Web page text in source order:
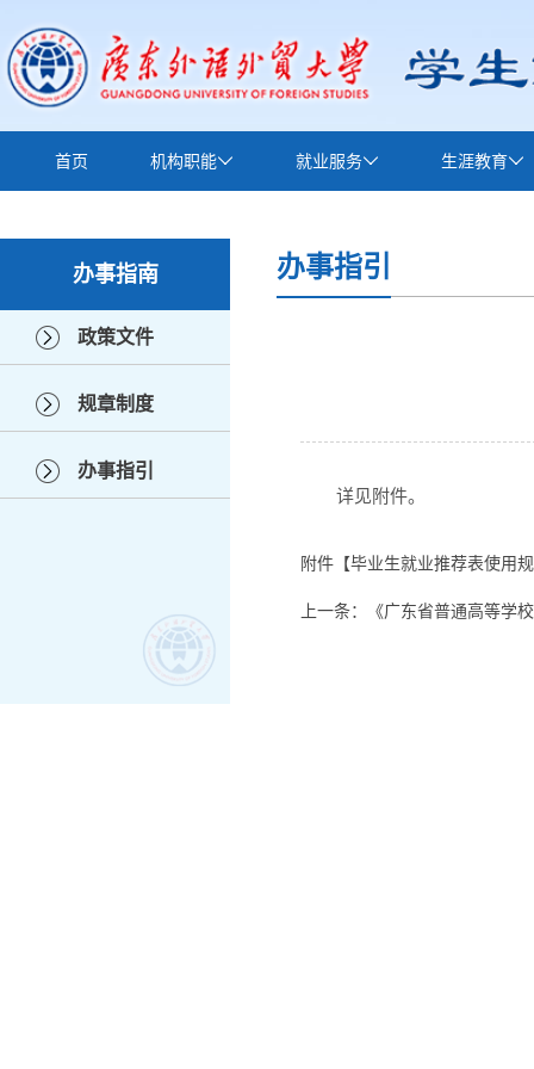
首页 机构职能 就业服务 生涯教育
办事指南
政策文件
规章制度
办事指引
办事指引
详见附件。
附件【毕业生就业推荐表使用
上一条： 《广东省普通高等学